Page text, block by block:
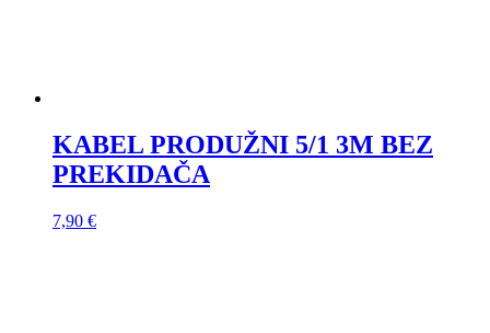
KABEL PRODUŽNI 5/1 3M BEZ
PREKIDAČA
7,90 €